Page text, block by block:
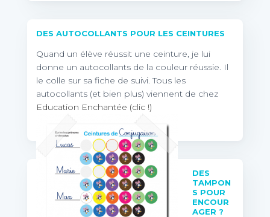
DES AUTOCOLLANTS POUR LES CEINTURES
Quand un élève réussit une ceinture, je lui
donne un autocollants de la couleur réussie. Il
le colle sur sa fiche de suivi. Tous les
autocollants (et bien plus) viennent de chez
Education Enchantée (clic !)
DES
TAMPON
S POUR
ENCOUR
AGER ?